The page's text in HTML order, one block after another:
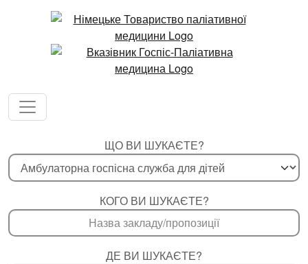
ЩО ВИ ШУКАЄТЕ?
КОГО ВИ ШУКАЄТЕ?
ДЕ ВИ ШУКАЄТЕ?